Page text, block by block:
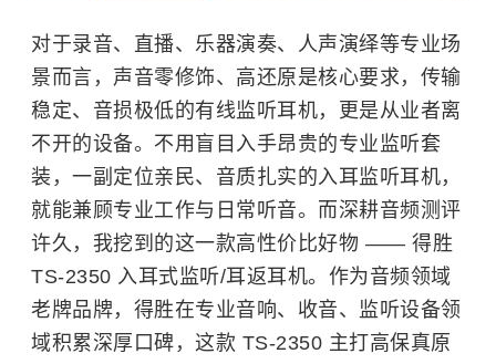
对于录音、直播、乐器演奏、人声演绎等专业场
景而言，声音零修饰、高还原是核心要求，传输
稳定、音损极低的有线监听耳机，更是从业者离
不开的设备。不用盲目入手昂贵的专业监听套
装，一副定位亲民、音质扎实的入耳监听耳机，
就能兼顾专业工作与日常听音。而深耕音频测评
许久，我挖到的这一款高性价比好物 —— 得胜
TS-2350 入耳式监听/耳返耳机。作为音频领域
老牌品牌，得胜在专业音响、收音、监听设备领
域积累深厚口碑，这款 TS-2350 主打高保真原